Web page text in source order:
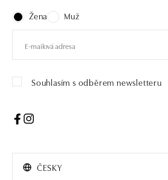
Žena
Muž
Souhlasím s odběrem newsletteru
ČESKY